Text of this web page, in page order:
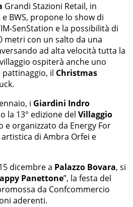
Grandi Stazioni Retail, in
BWS, propone lo show di
SenStation e la possibilità di
metri con un salto da una
ad alta velocità tutta la
ospiterà anche uno
pattinaggio, il Christmas
i Giardini Indro
la 13° edizione del Villaggio
e organizzato da Energy For
di Ambra Orfei e
dicembre a Palazzo Bovara, si
Panettone”, la festa del
da Confcommercio
aderenti.